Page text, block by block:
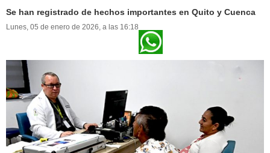
Se han registrado de hechos importantes en Quito y Cuenca
Lunes, 05 de enero de 2026, a las 16:18